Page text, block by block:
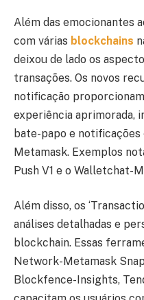
Além das emocionantes
com várias blockchains
deixou de lado os
transações. Os novos
notificação
experiência aprimorada,
bate-papo e
Metamask. Exemplos
Push V1 e o Walletchat-
Além disso, os
análises detalhadas e
blockchain. Essas
Network-Metamask
Blockfence-Insights,